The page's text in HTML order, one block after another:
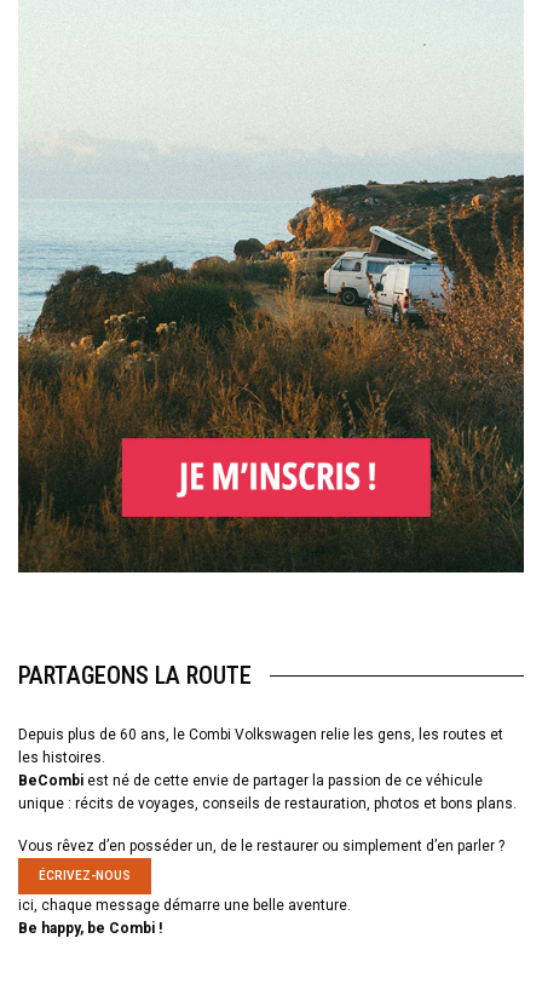
PARTAGEONS LA ROUTE
Depuis plus de 60 ans, le Combi Volkswagen relie les gens, les routes et
les histoires.
BeCombi est né de cette envie de partager la passion de ce véhicule
unique : récits de voyages, conseils de restauration, photos et bons plans.
Vous rêvez d’en posséder un, de le restaurer ou simplement d’en parler ?
ÉCRIVEZ-NOUS
ici, chaque message démarre une belle aventure.
Be happy, be Combi !